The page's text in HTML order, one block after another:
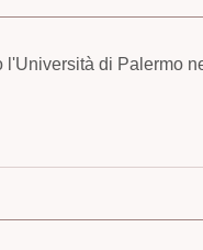
l'Università di Palermo